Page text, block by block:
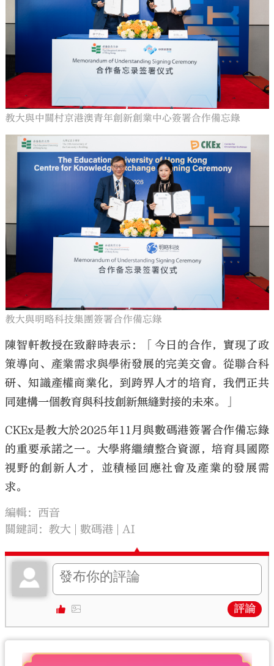
教大與中關村京港澳青年創新創業中心簽署合作備忘錄
教大與明略科技集團簽署合作備忘錄
陳智軒教授在致辭時表示：「今日的合作，實現了政
策導向、產業需求與學術發展的完美交會。從聯合科
研、知識產權商業化，到跨界人才的培育，我們正共
同建構一個教育與科技創新無縫對接的未來。」
CKEx是教大於2025年11月與數碼港簽署合作備忘錄
的重要承諾之一。大學將繼續整合資源，培育具國際
視野的創新人才，並積極回應社會及產業的發展需
求。
編輯：西音
關鍵詞：教大 數碼港 AI
評論